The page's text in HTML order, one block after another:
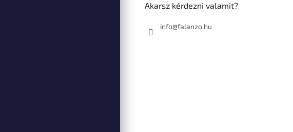
Akarsz kérdezni valamit?
info@falanzo.hu